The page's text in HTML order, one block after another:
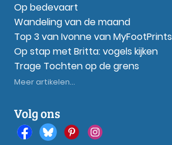
Op bedevaart
Wandeling van de maand
Top 3 van Ivonne van MyFootPrints
Op stap met Britta: vogels kijken
Trage Tochten op de grens
Meer artikelen...
Volg ons